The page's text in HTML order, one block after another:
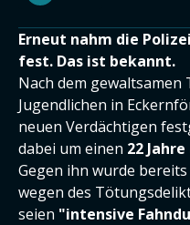
Erneut nahm die
fest. Das ist bekannt.
Nach dem
Jugendlichen in
neuen Verdächtigen
dabei um einen 22
Gegen ihn wurde
wegen des
seien "intensive